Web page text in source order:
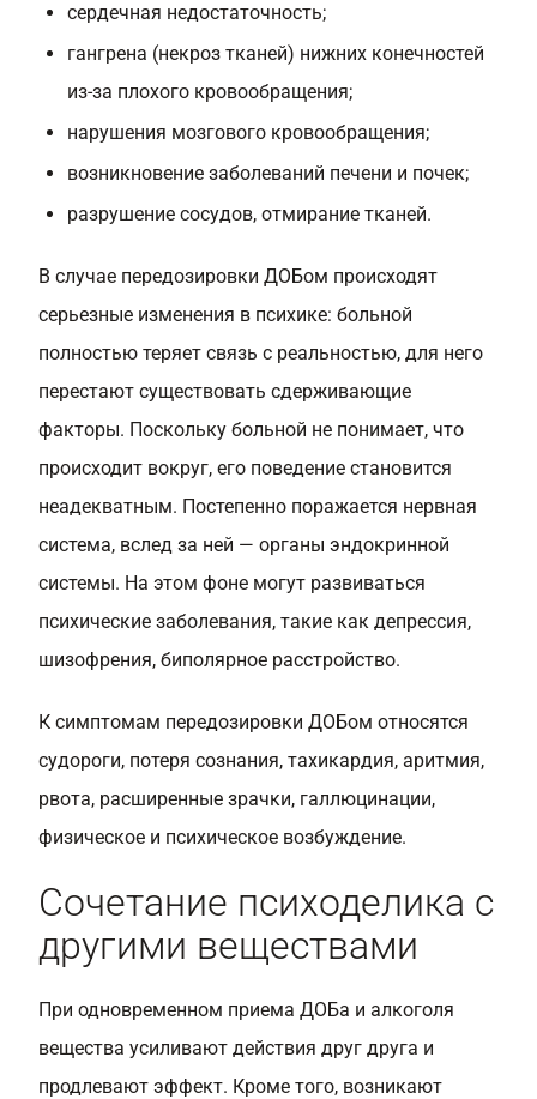
сердечная недостаточность;
гангрена (некроз тканей) нижних конечностей
из-за плохого кровообращения;
нарушения мозгового кровообращения;
возникновение заболеваний печени и почек;
разрушение сосудов, отмирание тканей.
В случае передозировки ДОБом происходят
серьезные изменения в психике: больной
полностью теряет связь с реальностью, для него
перестают существовать сдерживающие
факторы. Поскольку больной не понимает, что
происходит вокруг, его поведение становится
неадекватным. Постепенно поражается нервная
система, вслед за ней — органы эндокринной
системы. На этом фоне могут развиваться
психические заболевания, такие как депрессия,
шизофрения, биполярное расстройство.
К симптомам передозировки ДОБом относятся
судороги, потеря сознания, тахикардия, аритмия,
рвота, расширенные зрачки, галлюцинации,
физическое и психическое возбуждение.
Сочетание психоделика с
другими веществами
При одновременном приема ДОБа и алкоголя
вещества усиливают действия друг друга и
продлевают эффект. Кроме того, возникают